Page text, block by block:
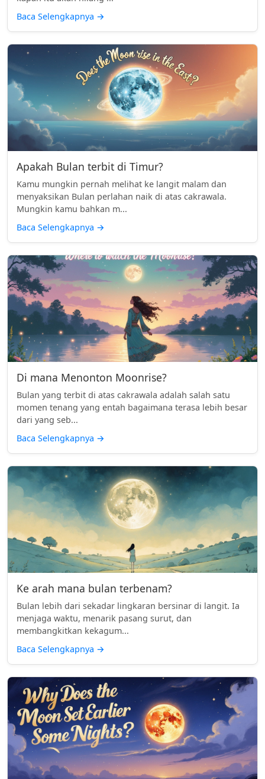
Baca Selengkapnya →
Apakah Bulan terbit di Timur?
Kamu mungkin pernah melihat ke langit malam dan
menyaksikan Bulan perlahan naik di atas cakrawala.
Mungkin kamu bahkan m...
Baca Selengkapnya →
Di mana Menonton Moonrise?
Bulan yang terbit di atas cakrawala adalah salah satu
momen tenang yang entah bagaimana terasa lebih besar
dari yang seb...
Baca Selengkapnya →
Ke arah mana bulan terbenam?
Bulan lebih dari sekadar lingkaran bersinar di langit. Ia
menjaga waktu, menarik pasang surut, dan
membangkitkan kekagum...
Baca Selengkapnya →